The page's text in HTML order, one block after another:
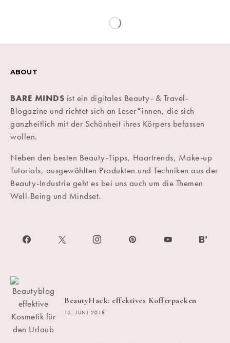
ABOUT
BARE MINDS ist ein digitales Beauty- & Travel-
Blogazine und richtet sich an Leser*innen, die sich
ganzheitlich mit der Schönheit ihres Körpers befassen
wollen.
Neben den besten Beauty-Tipps, Haartrends, Make-up
Tutorials, ausgewählten Produkten und Techniken aus der
Beauty-Industrie geht es bei uns auch um die Themen
Well-Being und Mindset.
BeautyHack: effektives Kofferpacken
15. JUNI 2018